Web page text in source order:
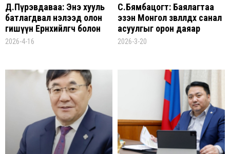
Д.Пүрэвдаваа: Энэ хууль
батлагдвал нэлээд олон
гишүүн Ерөнхийлөгч болон
намаас хараат болно
2026-4-16
С.Бямбацогт: Баялагтаа
эзэн Монгол зөвлөлдөх санал
асуулгыг орон даяар
зохион байгуулна
2026-3-20